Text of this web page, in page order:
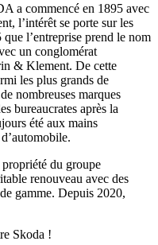
a commencé en 1895 avec
l’intérêt se porte sur les
l’entreprise prend le nom
un conglomérat
& Klement. De cette
les plus grands de
nombreuses marques
bureaucrates après la
été aux mains
du groupe
renouveau avec des
gamme. Depuis 2020,
Skoda !